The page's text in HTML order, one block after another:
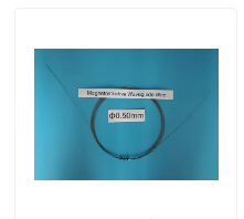
ビデオ